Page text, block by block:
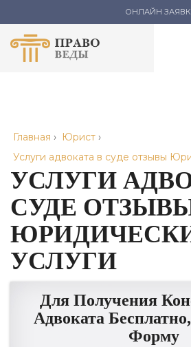
ОНЛАЙН
Главная › Юрист ›
Услуги адвоката в суде отзывы
УСЛУГИ
СУДЕ
УСЛУГИ
Для Получения
Адвоката
Форму